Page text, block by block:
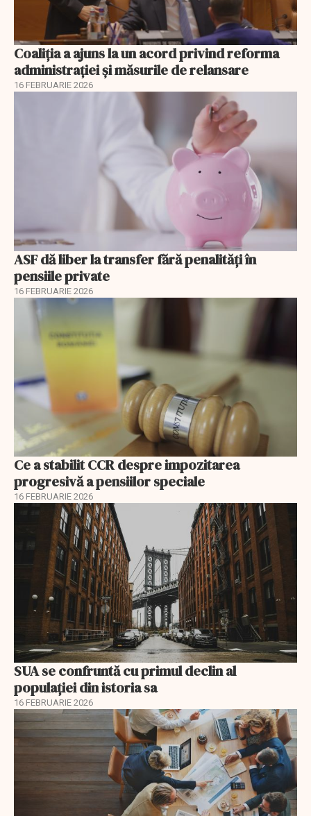
Coaliția a ajuns la un acord privind reforma
administrației și măsurile de relansare
16 FEBRUARIE 2026
ASF dă liber la transfer fără penalități în
pensiile private
16 FEBRUARIE 2026
Ce a stabilit CCR despre impozitarea
progresivă a pensiilor speciale
16 FEBRUARIE 2026
SUA se confruntă cu primul declin al
populației din istoria sa
16 FEBRUARIE 2026